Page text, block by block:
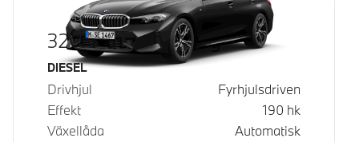
320d xDrive Touring
Bränsle
DIESEL
Drivhjul
Fyrhjulsdriven
Effekt
190 hk
Växellåda
Automatisk